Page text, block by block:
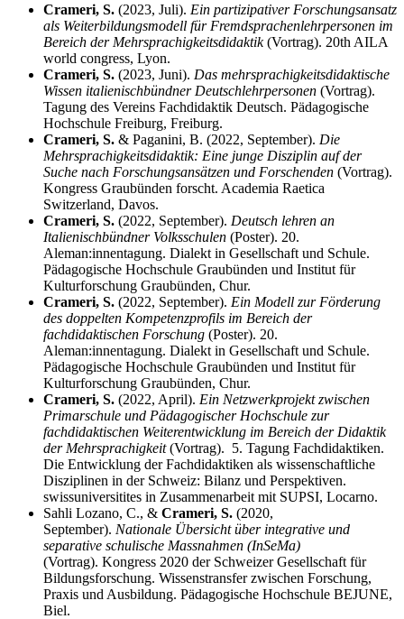
Crameri, S. (2023, Juli). Ein partizipativer Forschungsansatz
als Weiterbildungsmodell für Fremdsprachenlehrpersonen im
Bereich der Mehrsprachigkeitsdidaktik(Vortrag). 20th AILA
world congress, Lyon.
Crameri, S. (2023, Juni). Das mehrsprachigkeitsdidaktische
Wissen italienischbündner Deutschlehrpersonen (Vortrag).
Tagung des Vereins Fachdidaktik Deutsch. Pädagogische
Hochschule Freiburg, Freiburg.
Crameri, S. & Paganini, B. (2022, September). Die
Mehrsprachigkeitsdidaktik: Eine junge Disziplin auf der
Suche nach Forschungsansätzen und Forschenden (Vortrag).
Kongress Graubünden forscht. Academia Raetica
Switzerland, Davos.
Crameri, S. (2022, September). Deutsch lehren an
Italienischbündner Volksschulen (Poster). 20.
Aleman:innentagung. Dialekt in Gesellschaft und Schule.
Pädagogische Hochschule Graubünden und Institut für
Kulturforschung Graubünden, Chur.
Crameri, S. (2022, September). Ein Modell zur Förderung
des doppelten Kompetenzprofils im Bereich der
fachdidaktischen Forschung (Poster). 20.
Aleman:innentagung. Dialekt in Gesellschaft und Schule.
Pädagogische Hochschule Graubünden und Institut für
Kulturforschung Graubünden, Chur.
Crameri, S. (2022, April). Ein Netzwerkprojekt zwischen
Primarschule und Pädagogischer Hochschule zur
fachdidaktischen Weiterentwicklung im Bereich der Didaktik
der Mehrsprachigkeit(Vortrag). 5. Tagung Fachdidaktiken.
Die Entwicklung der Fachdidaktiken als wissenschaftliche
Disziplinen in der Schweiz: Bilanz und Perspektiven.
swissuniversitites in Zusammenarbeit mit SUPSI, Locarno.
Sahli Lozano, C., & Crameri, S. (2020,
September). Nationale Übersicht über integrative und
separative schulische Massnahmen (InSeMa)
(Vortrag). Kongress 2020 der Schweizer Gesellschaft für
Bildungsforschung. Wissenstransfer zwischen Forschung,
Praxis und Ausbildung. Pädagogische Hochschule BEJUNE,
Biel.